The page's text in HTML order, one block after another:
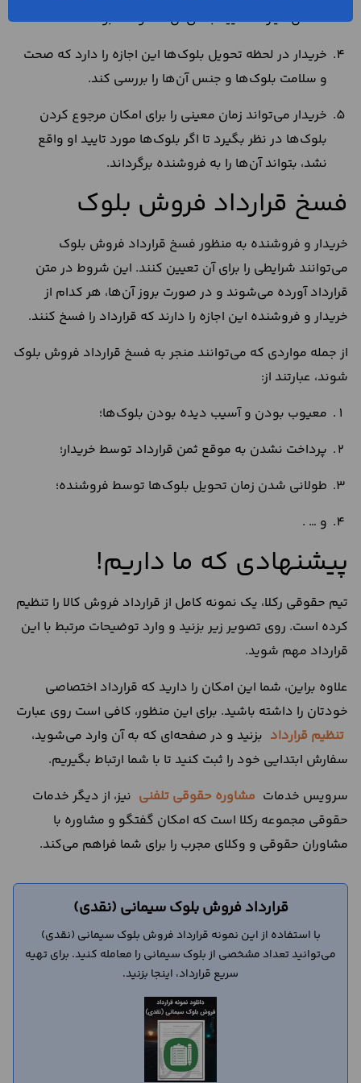
مالکان، نیازمند تایید بعدی آن‌ها خواهد بود.
خریدار در لحظه تحویل بلوک‌ها این اجازه را دارد که صحت
و سلامت بلوک‌ها و جنس آن‌ها را بررسی کند.
خریدار می‌تواند زمان معینی را برای امکان مرجوع کردن
بلوک‌ها در نظر بگیرد تا اگر بلوک‌ها مورد تایید او واقع
نشد، بتواند آن‌ها را به فروشنده برگرداند.
فسخ قرارداد فروش بلوک
خریدار و فروشنده به منظور فسخ قرارداد فروش بلوک
می‌توانند شرایطی را برای آن تعیین کنند. این شروط در متن
قرارداد آورده می‌شوند و در صورت بروز آن‌ها، هر کدام از
خریدار و فروشنده این اجازه را دارند که قرارداد را فسخ کنند.
از جمله مواردی که می‌توانند منجر به فسخ قرارداد فروش بلوک
شوند، عبارتند از:
معیوب بودن و آسیب دیده بودن بلوک‌ها؛
پرداخت نشدن به موقع ثمن قرارداد توسط خریدار؛
طولانی شدن زمان تحویل بلوک‌ها توسط فروشنده؛
و … .
پیشنهادی که ما داریم!
تیم حقوقی رکلا، یک نمونه کامل از قرارداد فروش کالا را تنظیم
کرده است. روی تصویر زیر بزنید و وارد توضیحات مرتبط با این
قرارداد مهم شوید.
علاوه براین، شما این امکان را دارید که قرارداد اختصاصی
خودتان را داشته باشید. برای این منظور، کافی است روی عبارت
تنظیم قرارداد بزنید و در صفحه‌ای که به آن وارد می‌شوید،
سفارش ابتدایی خود را ثبت کنید تا با شما ارتباط بگیریم.
سرویس خدمات مشاوره حقوقی تلفنی نیز، از دیگر خدمات
حقوقی مجموعه رکلا است که امکان گفتگو و مشاوره با
مشاوران حقوقی و وکلای مجرب را برای شما فراهم می‌کند.
قرارداد فروش بلوک سیمانی (نقدی)
با استفاده از این نمونه قرارداد فروش بلوک سیمانی (نقدی)
می‌توانید تعداد مشخصی از بلوک سیمانی را معامله کنید. برای تهیه
سریع قرارداد، اینجا بزنید.